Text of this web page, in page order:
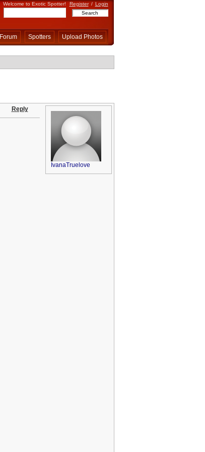
Welcome to Exotic Spotter! Register / Login
Forum Spotters Upload Photos
Reply
IvanaTruelove